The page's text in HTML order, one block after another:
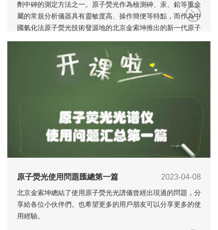
劑中砷的測定方法之一。原子熒光作為檢測砷、汞、鉛等重金
屬的常規分析儀器具有靈敏度高、操作簡便等特點，而作為中
國氫化法原子熒光技術發源地的北京金索坤推出的新一代原子
2023-04-08
原子熒光使用問題匯總第一篇
北京金索坤總結了使用原子熒光光譜儀曾經出現過的問題，分
享給各位小伙伴們。也希望更多的用戶朋友可以分享更多的使
用經驗。